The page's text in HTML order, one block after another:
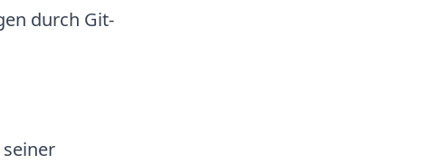
durch Git-